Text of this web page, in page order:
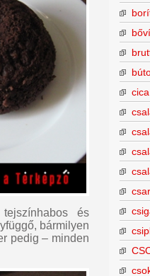
és
bármilyen
pedig – minden
cica